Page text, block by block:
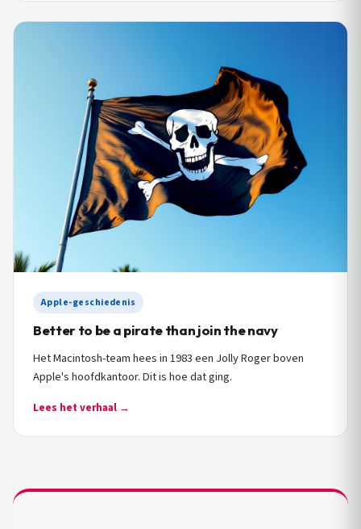
Apple-geschiedenis
Better to be a pirate than join the navy
Het Macintosh-team hees in 1983 een Jolly Roger boven
Apple's hoofdkantoor. Dit is hoe dat ging.
Lees het verhaal →